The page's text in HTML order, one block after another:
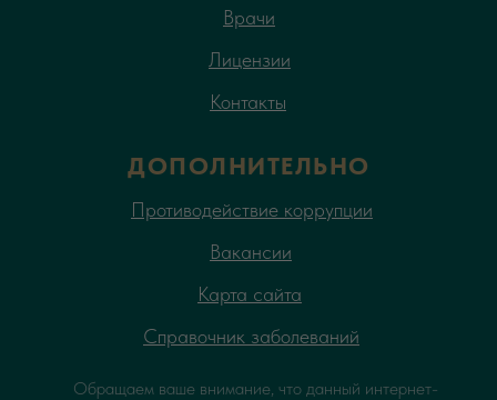
ДОПОЛНИТЕЛЬНО
Врачи
Лицензии
Контакты
Вакансии
Карта сайта
Справочник заболеваний
Противодействие коррупции
Обращаем ваше внимание, что данный интернет-